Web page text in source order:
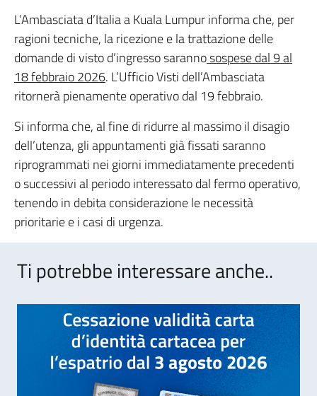
L’Ambasciata d’Italia a Kuala Lumpur informa che, per
ragioni tecniche, la ricezione e la trattazione delle
domande di visto d’ingresso sarannosospese dal 9 al
18 febbraio 2026. L’Ufficio Visti dell’Ambasciata
ritornerà pienamente operativo dal 19 febbraio.
Si informa che, al fine di ridurre al massimo il disagio
dell’utenza, gli appuntamenti già fissati saranno
riprogrammati nei giorni immediatamente precedenti
o successivi al periodo interessato dal fermo operativo,
tenendo in debita considerazione le necessità
prioritarie e i casi di urgenza.
Ti potrebbe interessare anche..